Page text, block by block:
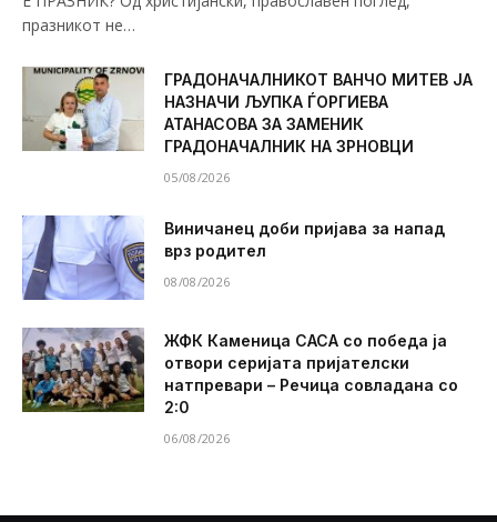
празникот не…
ГРАДОНАЧАЛНИКОТ ВАНЧО МИТЕВ ЈА
НАЗНАЧИ ЉУПКА ЃОРГИЕВА
АТАНАСОВА ЗА ЗАМЕНИК
ГРАДОНАЧАЛНИК НА ЗРНОВЦИ
05/08/2026
Виничанец доби пријава за напад
врз родител
08/08/2026
ЖФК Каменица САСА со победа ја
отвори серијата пријателски
натпревари – Речица совладана со
2:0
06/08/2026